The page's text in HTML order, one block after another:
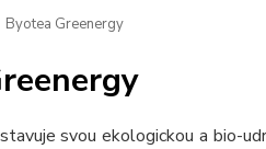
Byotea Greenergy
svou ekologickou a bio-